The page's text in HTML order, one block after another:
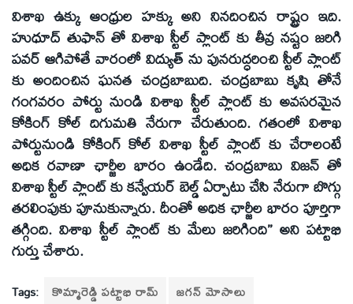
విశాఖ ఉక్కు ఆంధ్రుల హక్కు అని నినదించిన రాష్ట్రం ఇది.
హుధూద్‌ తుఫాన్‌ తో విశాఖ స్టీల్‌ ప్లాంట్‌ కు తీవ్ర నష్టం జరిగి
పవర్‌ ఆగిపోతే వారంలో విద్యుత్‌ ను పునరుద్ధరించి స్టీల్‌ ప్లాంట్‌
కు అందించిన ఘనత చంద్రబాబుది. చంద్రబాబు కృషి తోనే
గంగవరం పోర్టు నుండి విశాఖ స్టీల్‌ ప్లాంట్‌ కు అవసరమైన
కోకింగ్‌ కోల్‌ దిగుమతి నేరుగా చేరుతుంది. గతంలో విశాఖ
పోర్టునుండి కోకింగ్‌ కోల్‌ విశాఖ స్టీల్‌ ప్లాంట్‌ కు చేరాలంటే
అధిక రవాణా ఛార్జీల భారం ఉండేది. చంద్రబాబు విజన్‌ తో
విశాఖ స్టీల్‌ ప్లాంట్‌ కు కన్వేయర్‌ బెల్డ్‌ ఏర్పాటు చేసి నేరుగా బొగ్గు
తరలింపుకు పూనుకున్నారు. దీంతో అధిక ఛార్జీల భారం పూర్తిగా
తగ్గింది. విశాఖ స్టీల్‌ ప్లాంట్‌ కు మేలు జరిగింది’’ అని పట్టాభి
గుర్తు చేశారు.
Tags: కొమ్మారెడ్డి పట్టాభి రామ్‌
జగన్ మోసాలు